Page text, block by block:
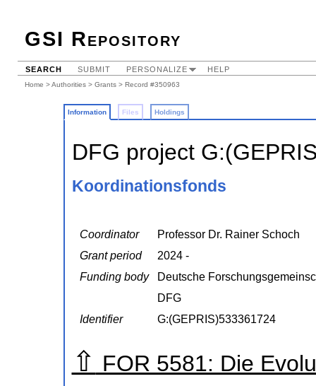
GSI Repository
SEARCH SUBMIT PERSONALIZE HELP
Home >Authorities > Grants > Record #350963
Information Files Holdings
DFG project
Koordinationsfonds
Coordinator
Professor Dr. Rainer Schoch
Grant period
2024 -
Funding body
Deutsche
DFG
Identifier
G:(GEPRIS)533361724
⇧ FOR 5581: Die